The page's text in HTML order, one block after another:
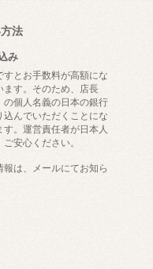
法
み
すとお手数料が高額にな
ます。そのため、店長
の個人名義の日本の銀行
込んでいただくことにな
す。運営責任者が日本人
安心ください。
は、メールにてお知ら